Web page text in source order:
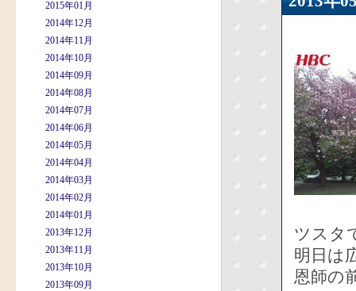
2015年01月
2014年12月
2014年11月
2014年10月
2014年09月
2014年08月
2014年07月
2014年06月
2014年05月
2014年04月
2014年03月
2014年02月
2014年01月
2013年12月
2013年11月
2013年10月
2013年09月
ツスタ
明日は
恩師の